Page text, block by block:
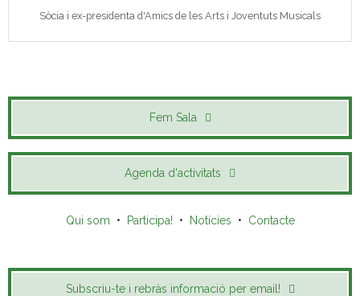
Sòcia i ex-presidenta d'Amics de les Arts i Joventuts Musicals
Fem Sala
Agenda d'activitats
Qui som • Participa! • Notícies • Contacte
Subscriu-te i rebràs informació per email!